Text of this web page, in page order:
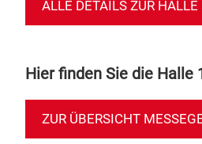
ALLE DETAILS ZUR HALLE
Hier finden Sie die Halle
ZUR ÜBERSICHT